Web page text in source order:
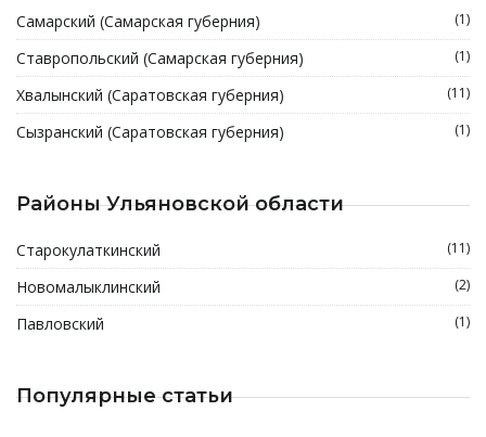
Самарский (Самарская губерния) (1)
Ставропольский (Самарская губерния) (1)
Хвалынский (Саратовская губерния) (11)
Сызранский (Саратовская губерния) (1)
Районы Ульяновской области
Старокулаткинский (11)
Новомалыклинский (2)
Павловский (1)
Популярные статьи